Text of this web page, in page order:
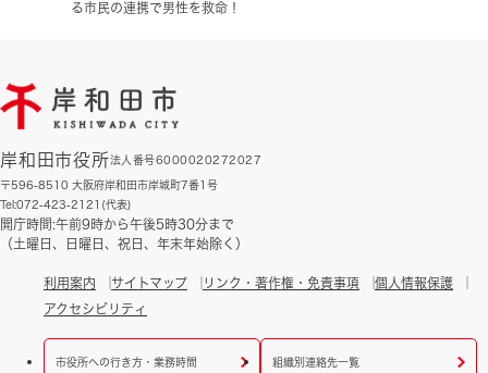
る市民の連携で男性を救命！
岸和田市役所法人番号6000020272027
〒596-8510 大阪府岸和田市岸城町7番1号
Tel:072-423-2121(代表)
開庁時間:午前9時から午後5時30分まで
（土曜日、日曜日、祝日、年末年始除く）
利用案内 サイトマップ リンク・著作権・免責事項
個人情報保護
アクセシビリティ
市役所への行き方・業務時間 組織別連絡先一覧